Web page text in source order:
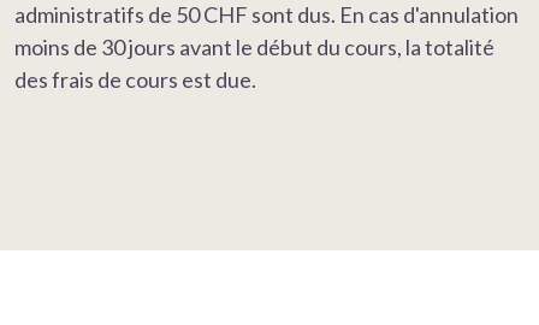
administratifs de 50 CHF sont dus. En cas d'annulation
moins de 30 jours avant le début du cours, la totalité
des frais de cours est due.